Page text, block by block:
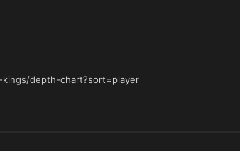
depth-chart?sort=player